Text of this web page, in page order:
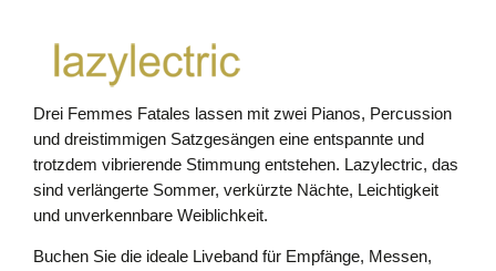
Drei Femmes Fatales lassen mit zwei Pianos, Percussion
und dreistimmigen Satzgesängen eine entspannte und
trotzdem vibrierende Stimmung entstehen. Lazylectric, das
sind verlängerte Sommer, verkürzte Nächte, Leichtigkeit
und unverkennbare Weiblichkeit.
Buchen Sie die ideale Liveband für Empfänge, Messen,